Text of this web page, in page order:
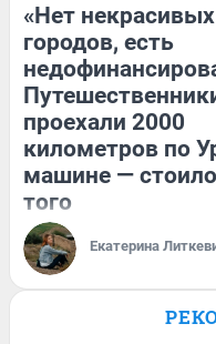
«Нет некрасивых
городов, есть
проехали 2000
километров по
машине — стоило
того
Екатерина